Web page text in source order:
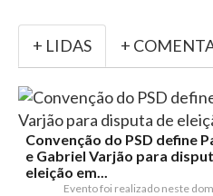
+ LIDAS +
Convenção do PSD define
e Gabriel Varjão para
eleição em...
Evento foi realizado neste